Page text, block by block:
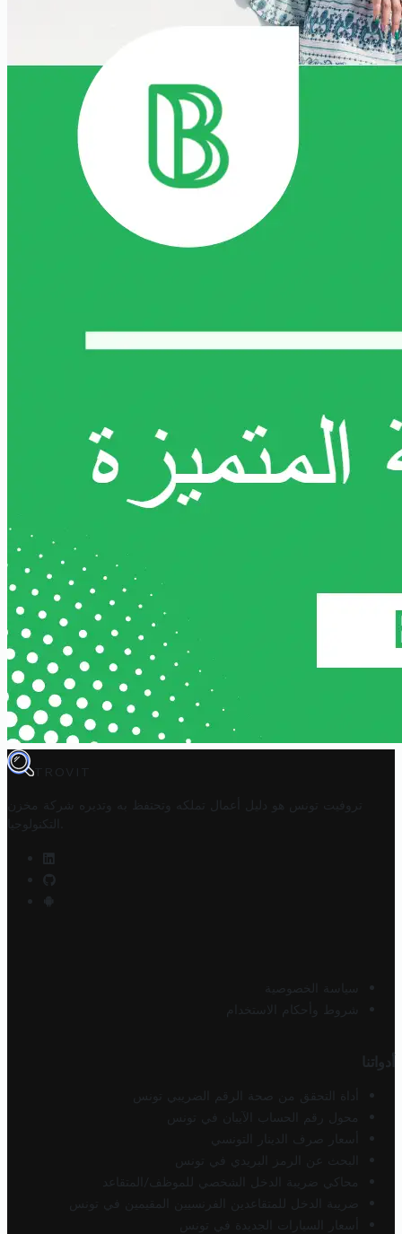
TROVIT
تروفيت تونس هو دليل أعمال تملكه وتحتفظ به وتديره
شركة مخزن
التكنولوجيا
سياسة الخصوصية
شروط وأحكام الاستخدام
أدواتنا
أداة التحقق من صحة الرقم الضريبي تونس
محول رقم الحساب الآيبان في تونس
أسعار صرف الدينار التونسي
البحث عن الرمز البريدي في تونس
محاكي ضريبة الدخل الشخصي للموظف/المتقاعد
ضريبة الدخل للمتقاعدين الفرنسيين المقيمين في تونس
أسعار السيارات الجديدة في تونس